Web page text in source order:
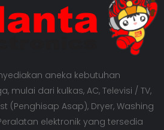
aneka kebutuhan
mulai dari kulkas, AC, Televisi / TV,
(Penghisap Asap), Dryer, Washing
elektronik yang tersedia